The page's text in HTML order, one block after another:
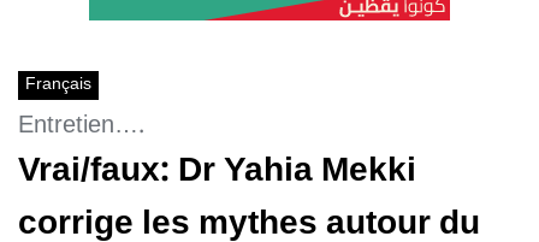
Français
Entretien….
Vrai/faux: Dr Yahia Mekki
corrige les mythes autour du